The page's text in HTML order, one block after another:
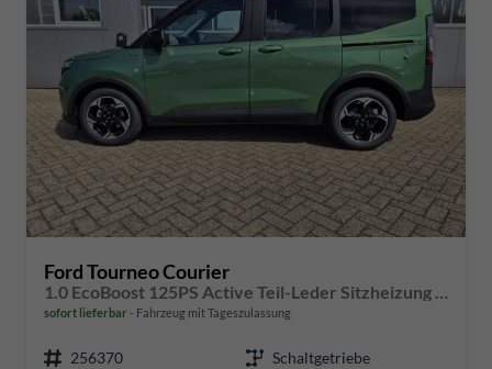
Ford Tourneo Courier
sofort lieferbar Fahrzeug mit Tageszulassung
256370
Schaltgetriebe